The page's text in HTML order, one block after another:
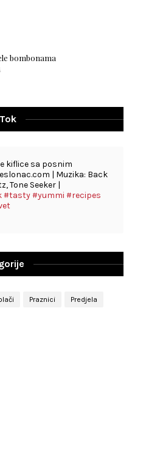
bombonama
kiflice sa posnim
| Muzika: Back
Tone Seeker |
#tasty#yummi #recipes
Praznici Predjela